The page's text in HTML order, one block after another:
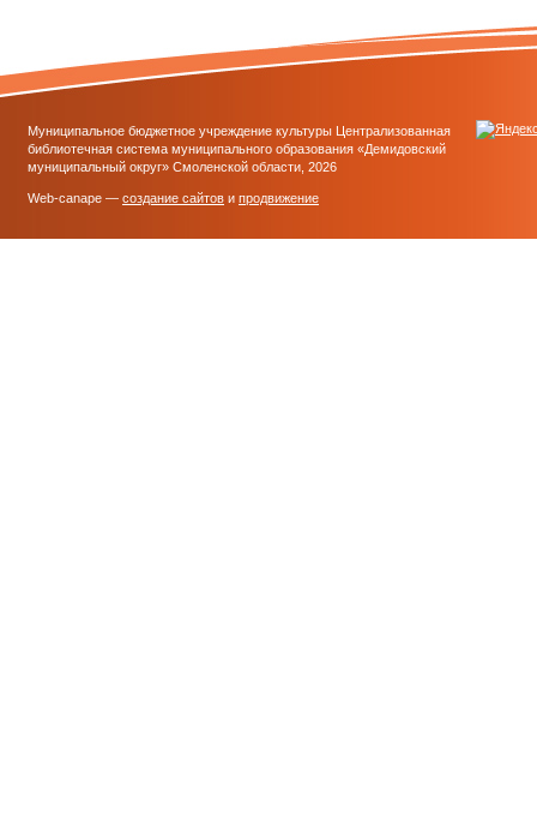
Муниципальное бюджетное учреждение культуры Централизованная
библиотечная система муниципального образования «Демидовский
муниципальный округ» Смоленской области, 2026
Web-canape — создание сайтов и продвижение